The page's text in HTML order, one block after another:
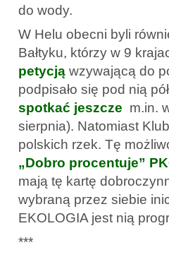
do wody.
W Helu obecni byli
Bałtyku, którzy w 9
petycją wzywającą do
podpisało się pod nią
spotkać jeszcze m.in.
sierpnia). Natomiast
polskich rzek. Tę
„Dobro procentuje”
mają tę kartę
wybraną przez siebie
EKOLOGIA jest nią
***